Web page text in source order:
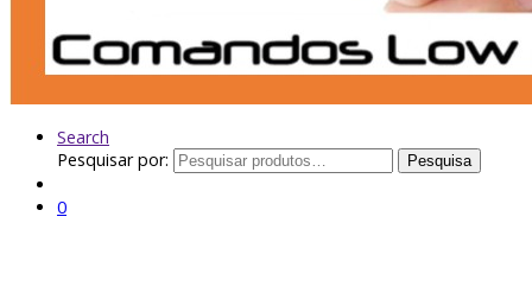
Search
Pesquisar por:
Pesquisa
0